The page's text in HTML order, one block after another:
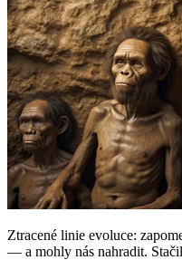
Ztracené linie evoluce:
— a mohly nás nahradit.